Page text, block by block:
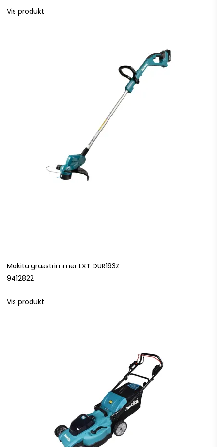
Vis produkt
Makita græstrimmer LXT DUR193Z
9412822
Vis produkt